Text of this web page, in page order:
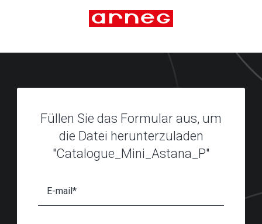
Füllen Sie das Formular aus, um
die Datei herunterzuladen
"Catalogue_Mini_Astana_P"